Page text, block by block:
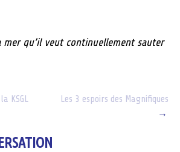
qu’il veut continuellement sauter
KSGL
Les 3 espoirs des Magnifiques
→